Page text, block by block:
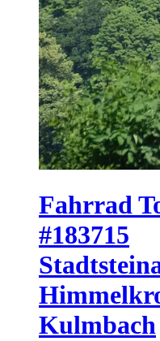
Fahrrad
#183715
Kulmbach